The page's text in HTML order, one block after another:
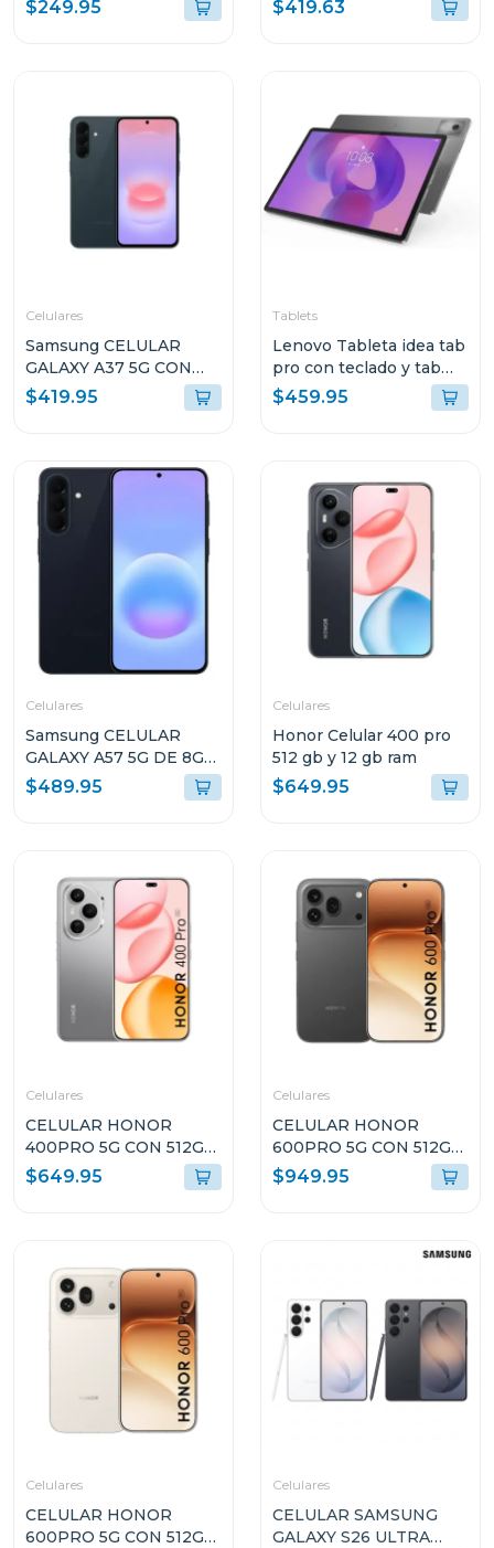
ALMACENAMIENTO
LENOVO E310
ZAFR0880PA TB336FU
$249.95
ALMACENAMIENTO
$419.63
Celulares
Samsung CELULAR
GALAXY A37 5G CON
8GB RAM Y 256GB
ALMACENAMIENTO
$419.95
Tablets
Lenovo Tableta idea tab
pro con teclado y tab
pen plus + moto buds
8gb de ram y 256 gb
$459.95
Celulares
Samsung CELULAR
GALAXY A57 5G DE 8GB
RAM Y 256GB
ALMACENAMIENTO
$489.95
Celulares
Honor Celular 400 pro
512 gb y 12 gb ram
$649.95
Celulares
CELULAR HONOR
400PRO 5G CON 512GB
DE ALMACENAMIENTO
Y 12GB DE RAM GRIS
$649.95
Celulares
CELULAR HONOR
600PRO 5G CON 512GB
DE ALMACENAMIENTO
Y 12GB DE RAM COLOR
$949.95
Celulares
CELULAR HONOR
600PRO 5G CON 512GB
Celulares
CELULAR SAMSUNG
GALAXY S26 ULTRA